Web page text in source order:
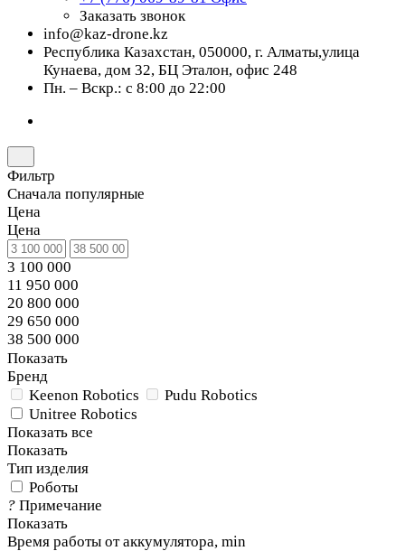
Заказать звонок
info@kaz-drone.kz
Республика Казахстан, 050000, г. Алматы,улица
Кунаева, дом 32, БЦ Эталон, офис 248
Пн. – Вскр.: с 8:00 до 22:00
Фильтр
Сначала популярные
Цена
Цена
3 100 000
11 950 000
20 800 000
29 650 000
38 500 000
Показать
Бренд
Keenon Robotics
Pudu Robotics
Unitree Robotics
Показать все
Показать
Тип изделия
Роботы
? Примечание
Показать
Время работы от аккумулятора, min